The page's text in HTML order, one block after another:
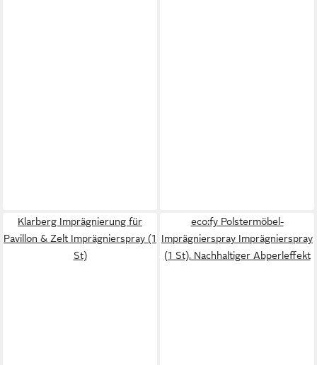
Klarberg Imprägnierung für
Pavillon & Zelt Imprägnierspray (1
St)
eco:fy Polstermöbel-
Imprägnierspray Imprägnierspray
(1 St), Nachhaltiger Abperleffekt